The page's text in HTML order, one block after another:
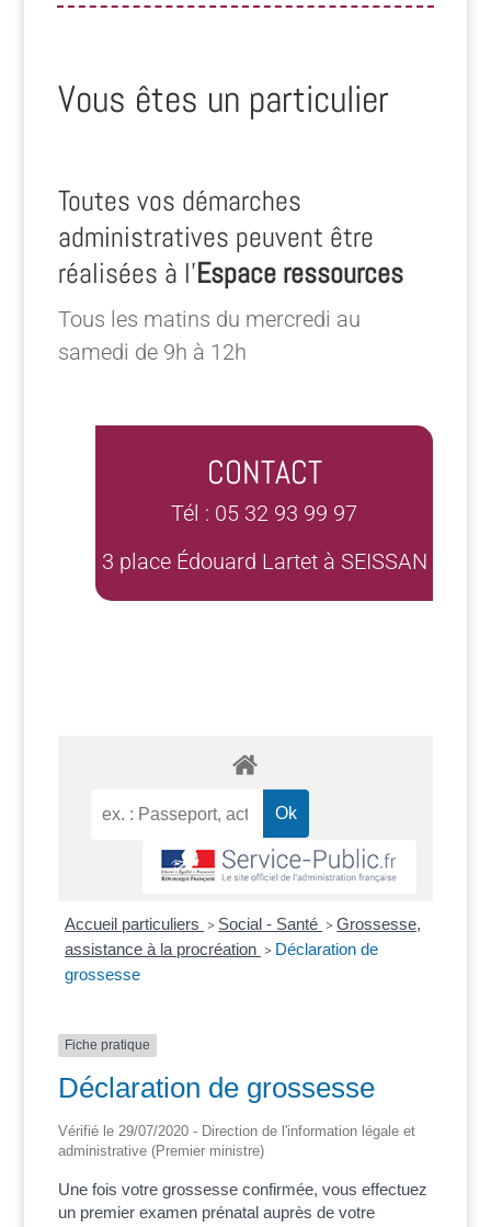
Vous êtes un particulier
Toutes vos démarches
administratives peuvent être
réalisées à l’Espace ressources
Tous les matins du mercredi au
samedi de 9h à 12h
CONTACT
Tél : 05 32 93 99 97
3 place Édouard Lartet à SEISSAN
Accueil particuliers > Social - Santé > Grossesse,
assistance à la procréation > Déclaration de
grossesse
Fiche pratique
Déclaration de grossesse
Vérifié le 29/07/2020 - Direction de l'information légale et
administrative (Premier ministre)
Une fois votre grossesse confirmée, vous effectuez
un premier examen prénatal auprès de votre